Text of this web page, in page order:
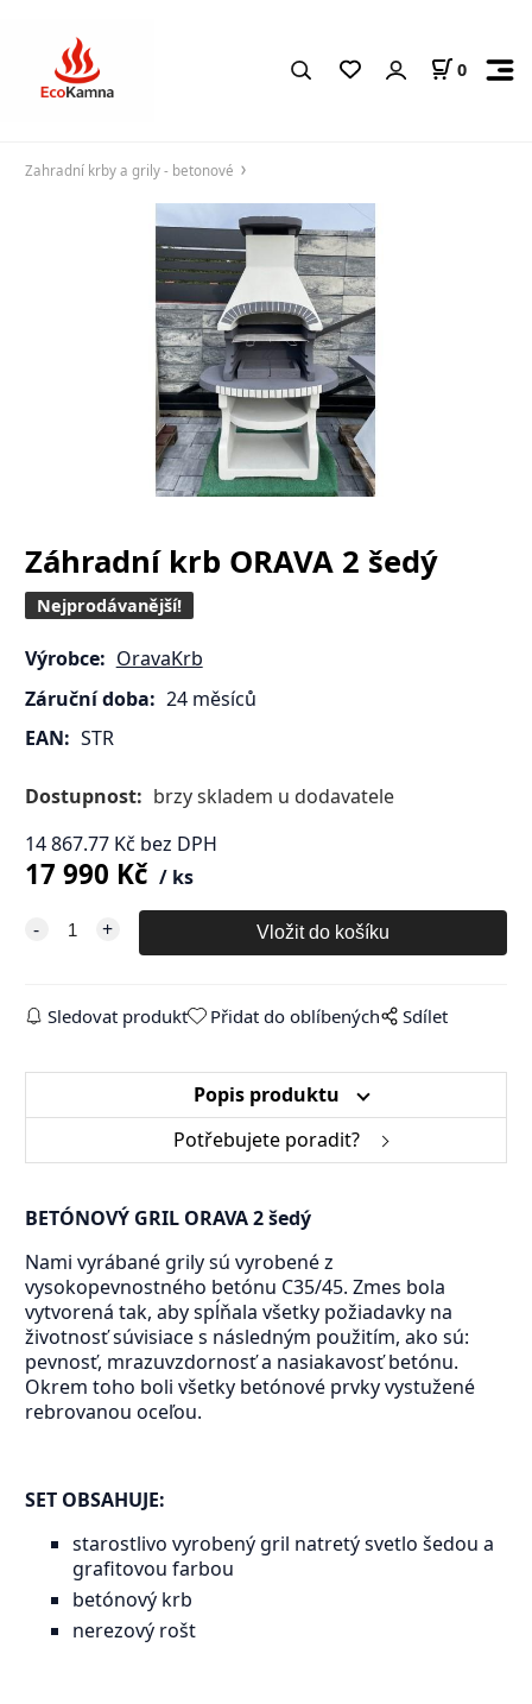
0
Zahradní krby a grily - betonové
Záhradní krb ORAVA 2 šedý
Nejprodávanější!
Výrobce: OravaKrb
Záruční doba: 24 měsíců
EAN: STR
Dostupnost: brzy skladem u dodavatele
14 867.77Kč bez DPH
17 990 Kč ks
Sledovat produkt Přidat do oblíbených Sdílet
Popis produktu
Potřebujete poradit?
BETÓNOVÝ GRIL ORAVA 2 šedý
Nami vyrábané grily sú vyrobené z
vysokopevnostného betónu C35/45. Zmes bola
vytvorená tak, aby spĺňala všetky požiadavky na
životnosť súvisiace s následným použitím, ako sú:
pevnosť, mrazuvzdornosť a nasiakavosť betónu.
Okrem toho boli všetky betónové prvky vystužené
rebrovanou oceľou.
SET OBSAHUJE:
starostlivo vyrobený gril natretý svetlo šedou a
grafitovou farbou
betónový krb
nerezový rošt